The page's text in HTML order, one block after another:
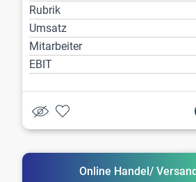
Rubrik
Umsatz
Mitarbeiter
EBIT
Online Handel/